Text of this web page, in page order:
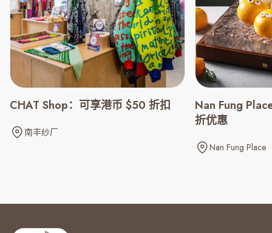
CHAT Shop：可享港币 $50 折扣
南丰纱厂
Nan Fung
折优惠
Nan Fung Place